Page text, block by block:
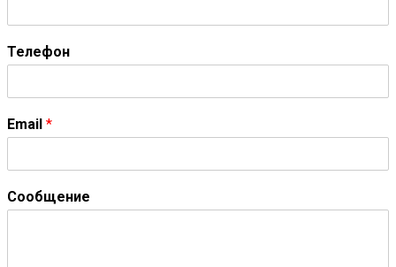
Телефон
Email *
Сообщение